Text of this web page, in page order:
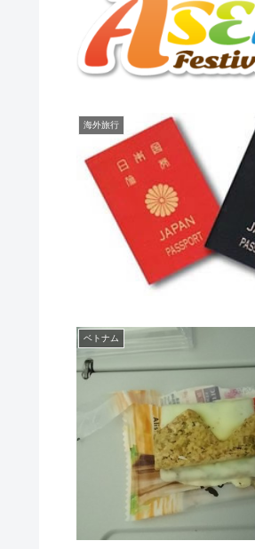
海外旅行
ベトナム